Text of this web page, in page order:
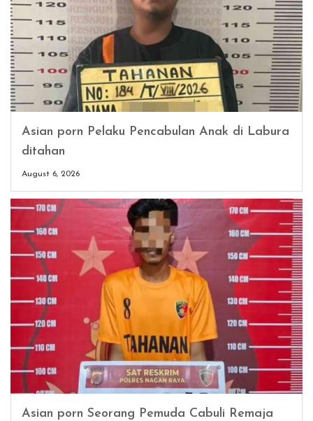
Asian porn Pelaku Pencabulan Anak di Labura
ditahan
August 6, 2026
Asian porn Seorang Pemuda Cabuli Remaja